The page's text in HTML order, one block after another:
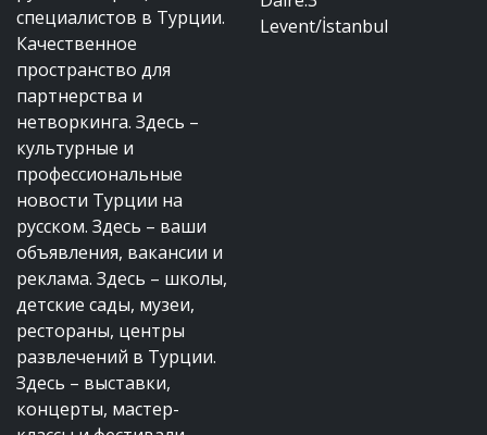
специалистов в Турции.
Качественное
пространство для
партнерства и
нетворкинга. Здесь –
культурные и
профессиональные
новости Турции на
русском. Здесь – ваши
объявления, вакансии и
реклама. Здесь – школы,
детские сады, музеи,
рестораны, центры
развлечений в Турции.
Здесь – выставки,
концерты, мастер-
Levent/İstanbul